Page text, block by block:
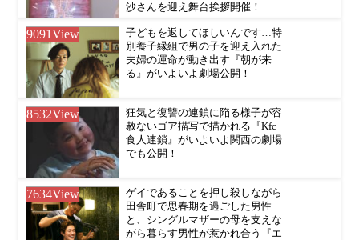
沙さんを迎え舞台挨拶開催！
9091View
子どもを返してほしいんです…特
別養子縁組で男の子を迎え入れた
夫婦の運命が動き出す『朝が来
る』がいよいよ劇場公開！
8532View
狂気と復讐の連鎖に陥る様子が容
赦ないゴア描写で描かれる『Kfc
食人連鎖』がいよいよ関西の劇場
でも公開！
7634View
ゲイであることを押し殺しながら
田舎町で思春期を過ごした男性
と、シングルマザーの母を支えな
がら暮らす男性が惹かれ合う『エ